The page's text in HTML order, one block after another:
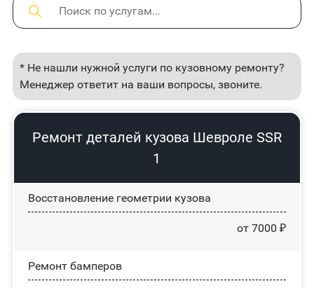
* Не нашли нужной услуги по кузовному ремонту?
Менеджер ответит на ваши вопросы, звоните.
Ремонт деталей кузова Шевроле SSR
1
Восстановление геометрии кузова
от 7000 ₽
Ремонт бамперов